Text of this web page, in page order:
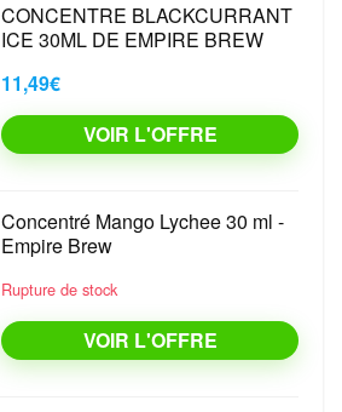
CONCENTRE BLACKCURRANT
ICE 30ML DE EMPIRE BREW
11,49€
VOIR L'OFFRE
Concentré Mango Lychee 30 ml -
Empire Brew
Rupture de stock
VOIR L'OFFRE